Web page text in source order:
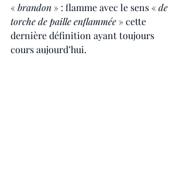
« brandon » : flamme avec le sens « de
torche de paille enflammée » cette
dernière définition ayant toujours
cours aujourd’hui.